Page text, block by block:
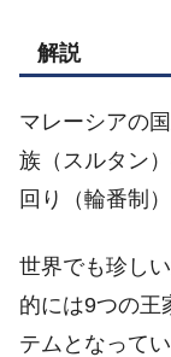
解説
マレーシアの
族（スルタン
回り（輪番制
世界でも珍し
的には9つの王
テムとなってい